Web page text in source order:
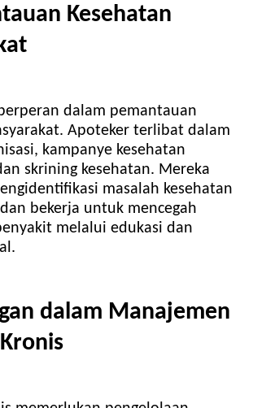
Kesehatan
dalam pemantauan
Apoteker terlibat dalam
kampanye kesehatan
skrining kesehatan. Mereka
masalah kesehatan
bekerja untuk mencegah
melalui edukasi dan
dalam Manajemen